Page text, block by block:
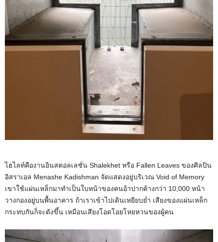
ไฮไลท์คืองานอินสตอลเลชั่น Shalekhet หรือ Fallen Leaves ของศิลปิน
อิสราเอล Menashe Kadishman จัดแสดงอยู่บริเวณ Void of Memory
เขาใช้แผ่นเหล็กมาทำเป็นใบหน้าของคนอ้าปากค้างกว่า 10,000 หน้า
วางกองอยู่บนพื้นอาคาร ถ้าเราเข้าไปเดินเหยียบย่ำ เสียงของแผ่นเหล็ก
กระทบกันก็จะดังขึ้น เหมือนเสียงโอดโอยโหยหวนของผู้คน